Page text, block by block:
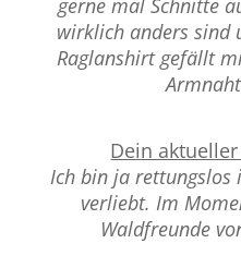
gerne mal Schnitte
wirklich anders sind
Raglanshirt gefällt
Dein
Ich bin ja rettungslos
verliebt. Im
Waldfreunde